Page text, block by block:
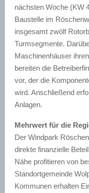
nächsten Woche (KW
Baustelle im
insgesamt zwölf
Turmsegmente.
Maschinenhäuser
bereiten die
vor, der die
wird. Anschließend
Anlagen.
Mehrwert für die
Der Windpark
direkte finanzielle
Nähe profitieren von
Standortgemeinde
Kommunen erhalten